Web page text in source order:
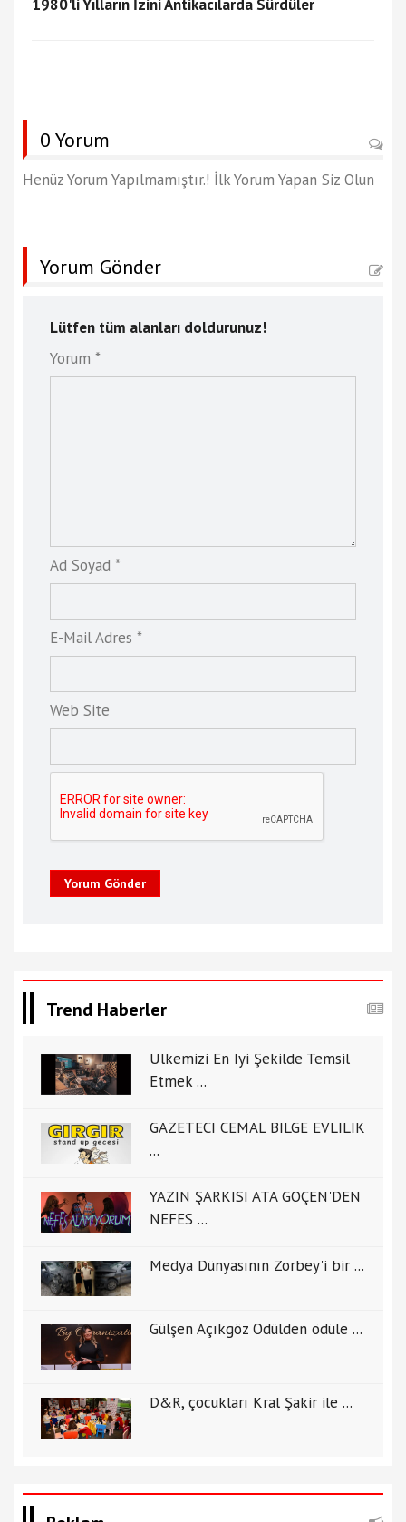
1980'li Yılların İzini Antikacılarda Sürdüler
0 Yorum
Henüz Yorum Yapılmamıştır.! İlk Yorum Yapan Siz Olun
Yorum Gönder
Lütfen tüm alanları doldurunuz!
Yorum *
Ad Soyad *
E-Mail Adres *
Web Site
Yorum Gönder
Trend Haberler
Ülkemizi En İyi Şekilde Temsil
Etmek ...
GAZETECİ CEMAL BİLGE EVLİLİK
...
YAZIN ŞARKISI ATA GÖÇEN'DEN
NEFES ...
Medya Dünyasının Zorbey'i bir ...
Gülşen Açıkgöz Ödülden ödüle ...
D&R, çocukları Kral Şakir ile ...